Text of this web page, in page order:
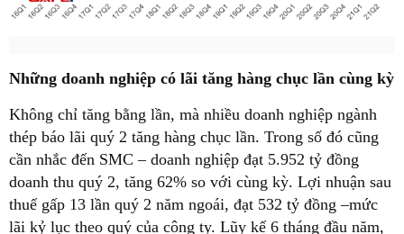
Những doanh nghiệp có lãi tăng hàng chục lần cùng kỳ
Không chỉ tăng bằng lần, mà nhiều doanh nghiệp ngành
thép báo lãi quý 2 tăng hàng chục lần. Trong số đó cũng
cần nhắc đến SMC – doanh nghiệp đạt 5.952 tỷ đồng
doanh thu quý 2, tăng 62% so với cùng kỳ. Lợi nhuận sau
thuế gấp 13 lần quý 2 năm ngoái, đạt 532 tỷ đồng –mức
lãi kỷ lục theo quý của công ty. Lũy kế 6 tháng đầu năm,